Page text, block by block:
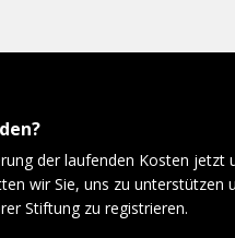
der laufenden Kosten jetzt
wir Sie, uns zu unterstützen
Stiftung zu registrieren.